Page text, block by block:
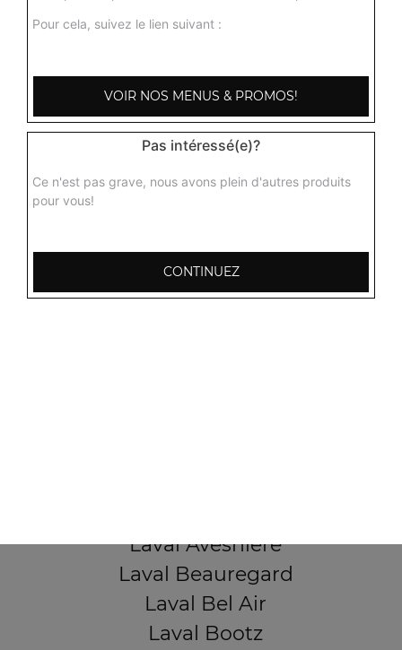
Laval Avesnière
Laval Beauregard
Laval Bel Air
Laval Bootz
Pour cela, suivez le lien suivant :
VOIR NOS MENUS & PROMOS!
Pas intéressé(e)?
Ce n'est pas grave, nous avons plein d'autres produits
pour vous!
CONTINUEZ